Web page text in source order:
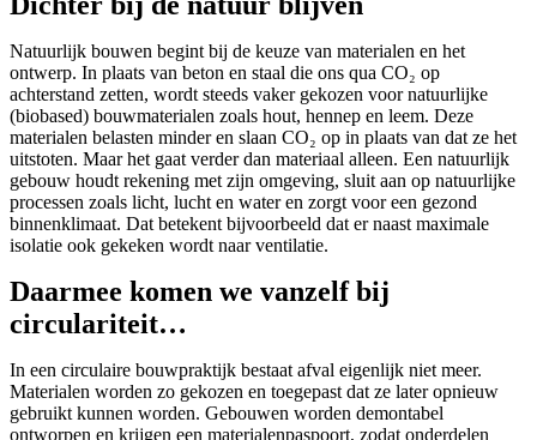
Natuurlijk bouwen begint bij de keuze van materialen en het
ontwerp. In plaats van beton en staal die ons qua CO₂ op
achterstand zetten, wordt steeds vaker gekozen voor natuurlijke
(biobased) bouwmaterialen zoals hout, hennep en leem. Deze
materialen belasten minder en slaan CO₂ op in plaats van dat ze het
uitstoten. Maar het gaat verder dan materiaal alleen. Een natuurlijk
gebouw houdt rekening met zijn omgeving, sluit aan op natuurlijke
processen zoals licht, lucht en water en zorgt voor een gezond
binnenklimaat. Dat betekent bijvoorbeeld dat er naast maximale
isolatie ook gekeken wordt naar ventilatie.
Daarmee komen we vanzelf bij
circulariteit…
In een circulaire bouwpraktijk bestaat afval eigenlijk niet meer.
Materialen worden zo gekozen en toegepast dat ze later opnieuw
gebruikt kunnen worden. Gebouwen worden demontabel
ontworpen en krijgen een materialenpaspoort, zodat onderdelen